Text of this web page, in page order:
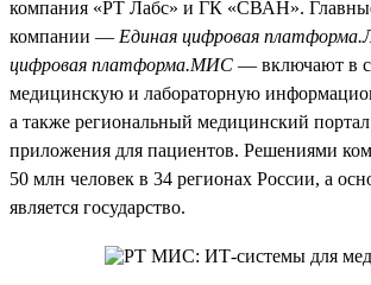
компания «РТ Лабс» и ГК «СВАН».
компании — Единая цифровая
цифровая платформа.МИС — включают в
медицинскую и лабораторную
а также региональный медицинский
приложения для пациентов. Решениями
50 млн человек в 34 регионах России, а
является государство.